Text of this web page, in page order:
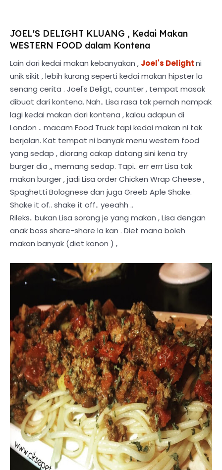
JOEL'S DELIGHT KLUANG , Kedai Makan
WESTERN FOOD dalam Kontena
Lain dari kedai makan kebanyakan , Joel's Delightni
unik sikit , lebih kurang seperti kedai makan hipster la
senang cerita . Joel's Deligt, counter , tempat masak
dibuat dari kontena. Nah.. Lisa rasa tak pernah nampak
lagi kedai makan dari kontena , kalau adapun di
London .. macam Food Truck tapi kedai makan ni tak
berjalan. Kat tempat ni banyak menu western food
yang sedap , diorang cakap datang sini kena try
burger dia ,, memang sedap. Tapi.. err errr Lisa tak
makan burger , jadi Lisa order Chicken Wrap Cheese ,
Spaghetti Bolognese dan juga Greeb Aple Shake.
Shake it of.. shake it off.. yeeahh ..
Rileks.. bukan Lisa sorang je yang makan , Lisa dengan
anak boss share-share la kan . Diet mana boleh
makan banyak (diet konon ) ,